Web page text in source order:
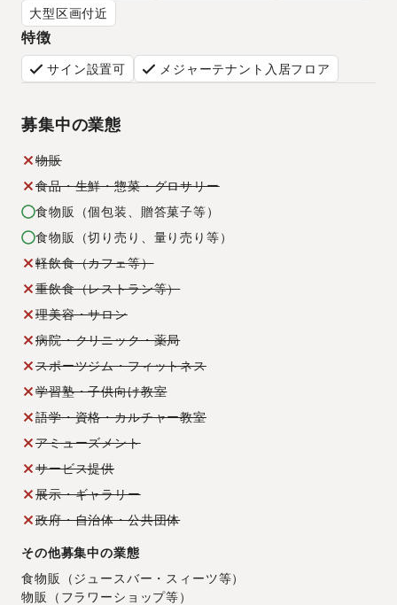
大型区画付近
特徴
サイン設置可 メジャーテナント入居フロア
募集中の業態
物販
食品・生鮮・惣菜・グロサリー
食物販（個包装、贈答菓子等）
食物販（切り売り、量り売り等）
軽飲食（カフェ等）
重飲食（レストラン等）
理美容・サロン
病院・クリニック・薬局
スポーツジム・フィットネス
学習塾・子供向け教室
語学・資格・カルチャー教室
アミューズメント
サービス提供
展示・ギャラリー
政府・自治体・公共団体
その他募集中の業態
食物販（ジュースバー・スィーツ等）
物販（フラワーショップ等）